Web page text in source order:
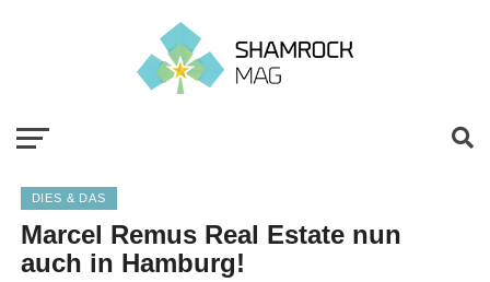
DIES & DAS
Marcel Remus Real Estate nun
auch in Hamburg!